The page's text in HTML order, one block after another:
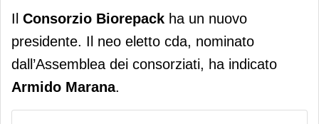
Consorzio Biorepack, cambio al
vertice: Armido Marana nuovo
presidente
Il Consorzio Biorepack ha un nuovo
presidente. Il neo eletto cda, nominato
dall’Assemblea dei consorziati, ha indicato
Armido Marana.